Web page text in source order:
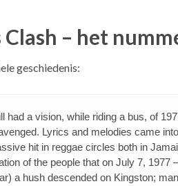
Clash – het
geschiedenis:
had a vision, while riding a bus, of
Lyrics and melodies came
hit in reggae circles both in
of the people that on July 7,
a hush descended on Kingston;